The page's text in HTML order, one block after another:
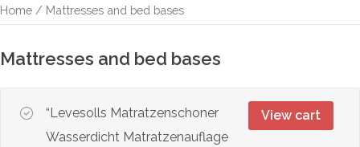
Home / Mattresses and bed bases
Mattresses and bed bases
View cart
“Levesolls Matratzenschoner
Wasserdicht Matratzenauflage